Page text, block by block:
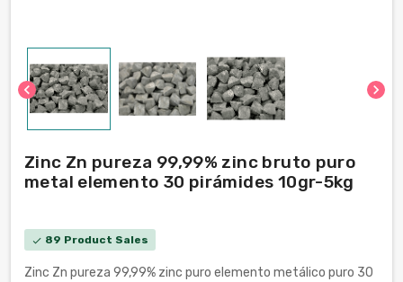
chevron_left chevron_right
Zinc Zn pureza 99,99% zinc bruto puro
metal elemento 30 pirámides 10gr-5kg
check 89 Product Sales
Zinc Zn pureza 99,99% zinc puro elemento metálico puro 30